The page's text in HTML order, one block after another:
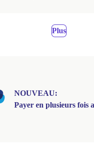
Plus
NOUVEAU:
Payer en plusieurs fois